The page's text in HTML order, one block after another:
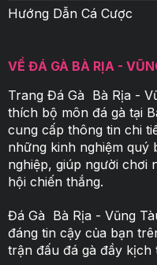
Hướng Dẫn Cá Cược
VỀ ĐÁ GÀ BÀ RỊA -
Trang Đá Gà Bà Rịa -
thích bộ môn đá gà tại
cung cấp thông tin chi
những kinh nghiệm quý
nghiệp, giúp người chơi
hội chiến thắng.
Đá Gà Bà Rịa - Vũng
đáng tin cậy của bạn
trận đấu đá gà đầy kịch